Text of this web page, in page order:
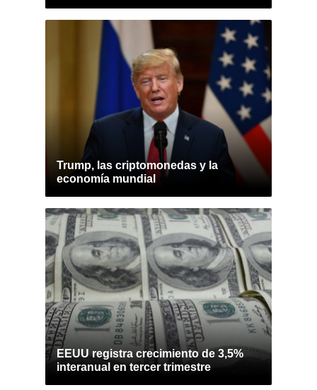
Trump, las criptomonedas y la
economía mundial
EEUU registra crecimiento de 3,5%
interanual en tercer trimestre